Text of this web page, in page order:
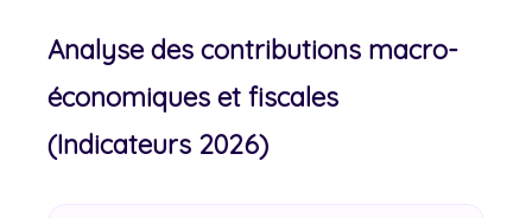
Analyse des contributions macro-
économiques et fiscales
(Indicateurs 2026)